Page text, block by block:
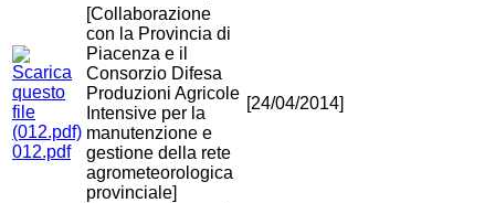
012.pdf
[Collaborazione
con la Provincia di
Piacenza e il
Consorzio Difesa
Produzioni Agricole
Intensive per la
manutenzione e
gestione della rete
agrometeorologica
provinciale]
[24/04/2014]